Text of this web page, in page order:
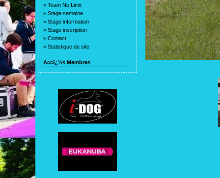
» Team No Limit
» Stage semaine
» Stage information
» Stage inscription
» Contact
» Statistique du site
Accï¿½s Membres